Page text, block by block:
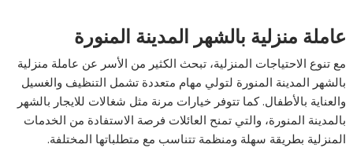
عاملة منزلية بالشهر المدينة المنورة
مع تنوع الاحتياجات المنزلية، تبحث الكثير من الأسر عن عاملة منزلية
بالشهر المدينة المنورة لتولي مهام متعددة تشمل التنظيف والغسيل
والعناية بالأطفال. كما تتوفر خيارات مرنة مثل شغالات للايجار بالشهر
بالمدينة المنورة، والتي تمنح العائلات فرصة الاستفادة من الخدمات
المنزلية بطريقة سهلة ومنظمة تتناسب مع متطلباتها المختلفة.